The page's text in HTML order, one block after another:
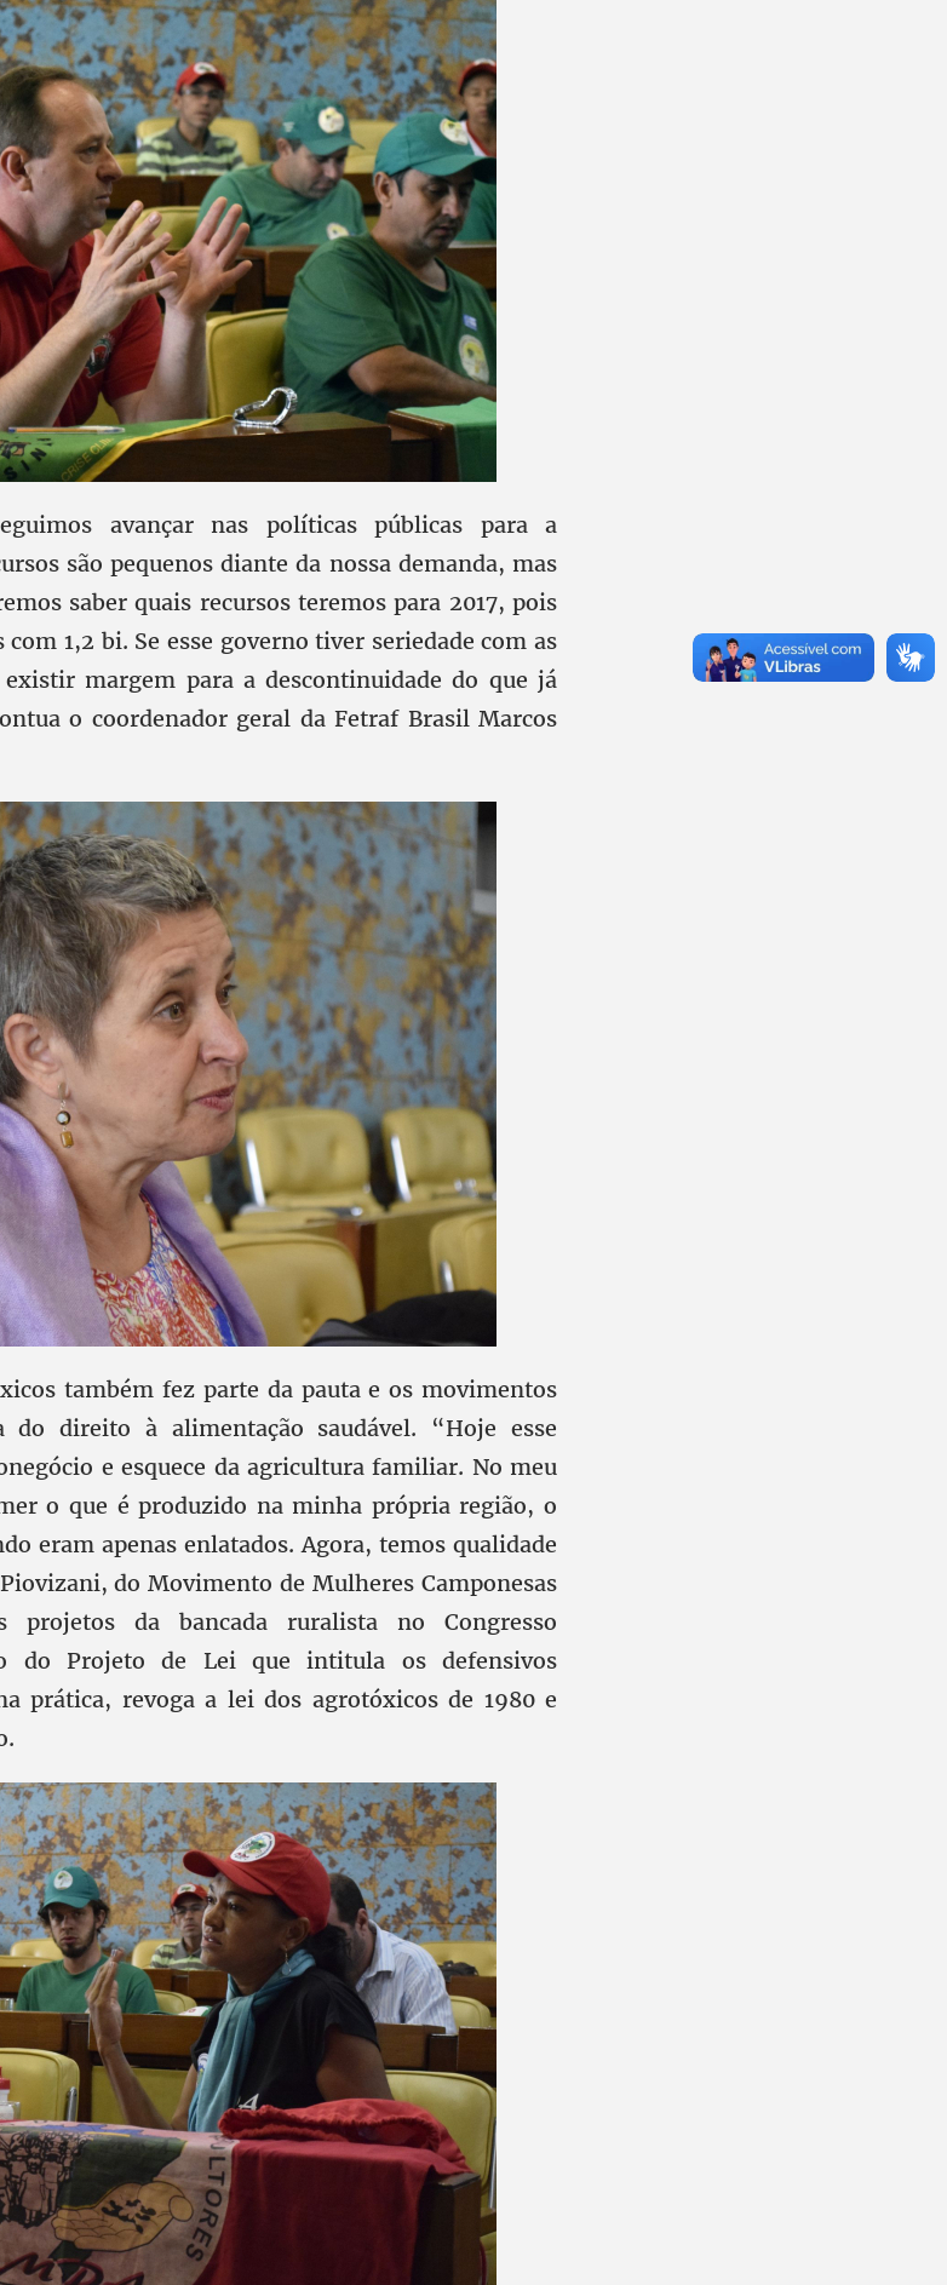
avançar nas políticas públicas para a
são pequenos diante da nossa demanda, mas
saber quais recursos teremos para 2017, pois
1,2 bi. Se esse governo tiver seriedade com as
margem para a descontinuidade do que já
o coordenador geral da Fetraf Brasil Marcos
também fez parte da pauta e os movimentos
do direito à alimentação saudável. “Hoje esse
e esquece da agricultura familiar. No meu
o que é produzido na minha própria região, o
eram apenas enlatados. Agora, temos qualidade
do Movimento de Mulheres Camponesas
projetos da bancada ruralista no Congresso
do Projeto de Lei que intitula os defensivos
prática, revoga a lei dos agrotóxicos de 1980 e